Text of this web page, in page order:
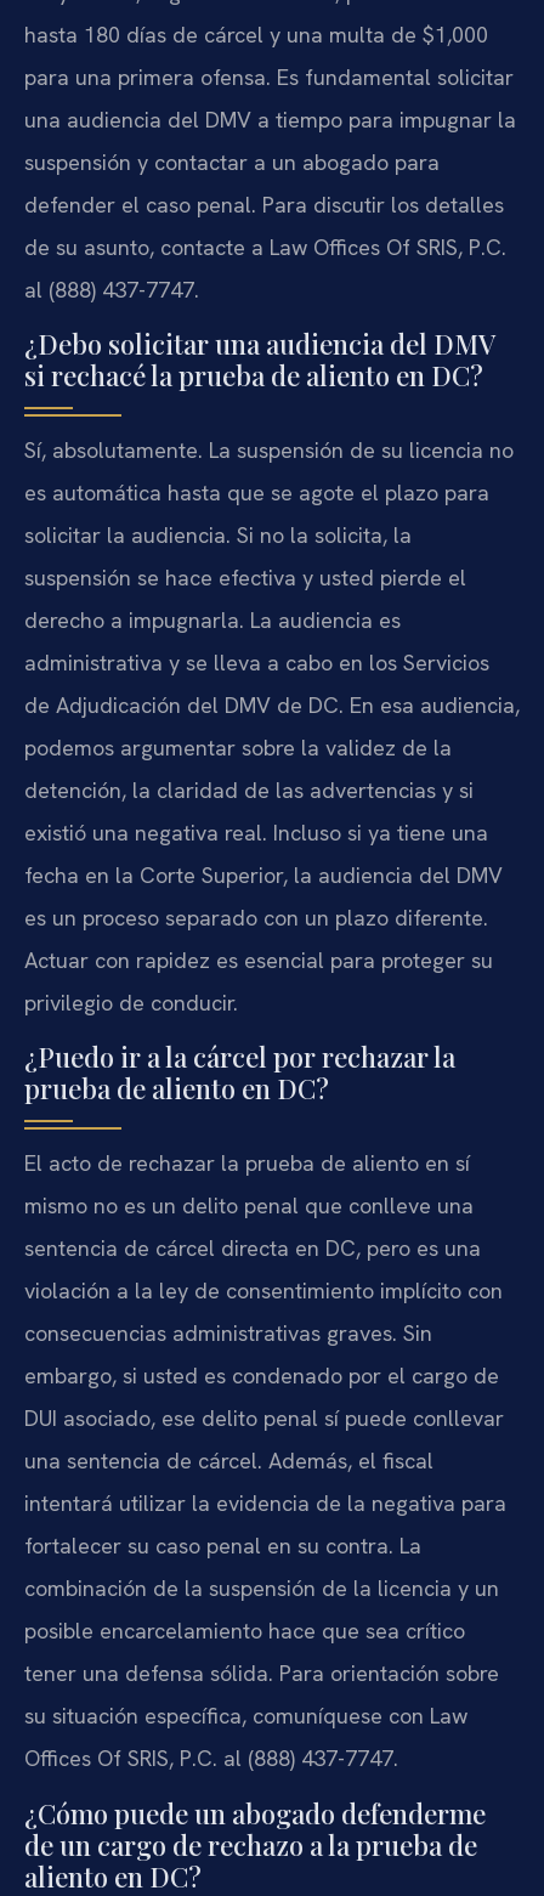
hasta 180 días de cárcel y una multa de $1,000
para una primera ofensa. Es fundamental solicitar
una audiencia del DMV a tiempo para impugnar la
suspensión y contactar a un abogado para
defender el caso penal. Para discutir los detalles
de su asunto, contacte a Law Offices Of SRIS, P.C.
al (888) 437-7747.
¿Debo solicitar una audiencia del DMV
si rechacé la prueba de aliento en DC?
Sí, absolutamente. La suspensión de su licencia no
es automática hasta que se agote el plazo para
solicitar la audiencia. Si no la solicita, la
suspensión se hace efectiva y usted pierde el
derecho a impugnarla. La audiencia es
administrativa y se lleva a cabo en los Servicios
de Adjudicación del DMV de DC. En esa audiencia,
podemos argumentar sobre la validez de la
detención, la claridad de las advertencias y si
existió una negativa real. Incluso si ya tiene una
fecha en la Corte Superior, la audiencia del DMV
es un proceso separado con un plazo diferente.
Actuar con rapidez es esencial para proteger su
privilegio de conducir.
¿Puedo ir a la cárcel por rechazar la
prueba de aliento en DC?
El acto de rechazar la prueba de aliento en sí
mismo no es un delito penal que conlleve una
sentencia de cárcel directa en DC, pero es una
violación a la ley de consentimiento implícito con
consecuencias administrativas graves. Sin
embargo, si usted es condenado por el cargo de
DUI asociado, ese delito penal sí puede conllevar
una sentencia de cárcel. Además, el fiscal
intentará utilizar la evidencia de la negativa para
fortalecer su caso penal en su contra. La
combinación de la suspensión de la licencia y un
posible encarcelamiento hace que sea crítico
tener una defensa sólida. Para orientación sobre
su situación específica, comuníquese con Law
Offices Of SRIS, P.C. al (888) 437-7747.
¿Cómo puede un abogado defenderme
de un cargo de rechazo a la prueba de
aliento en DC?